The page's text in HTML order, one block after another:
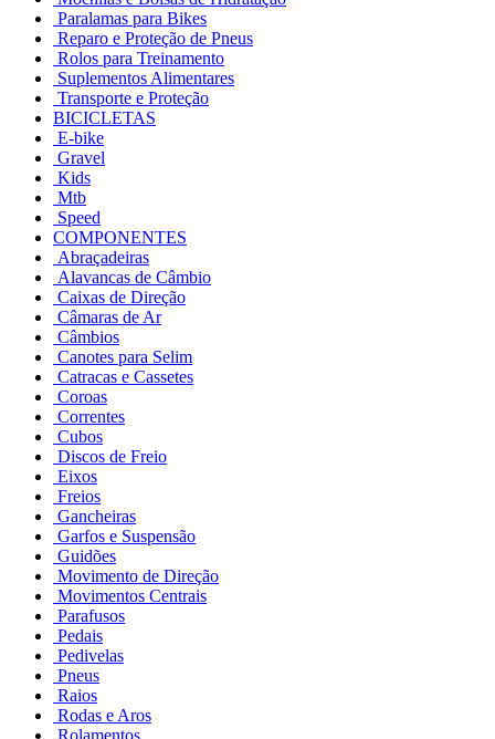
Paralamas para Bikes
Reparo e Proteção de Pneus
Rolos para Treinamento
Suplementos Alimentares
Transporte e Proteção
BICICLETAS
E-bike
Gravel
Kids
Mtb
Speed
COMPONENTES
Abraçadeiras
Alavancas de Câmbio
Caixas de Direção
Câmaras de Ar
Câmbios
Canotes para Selim
Catracas e Cassetes
Coroas
Correntes
Cubos
Discos de Freio
Eixos
Freios
Gancheiras
Garfos e Suspensão
Guidões
Movimento de Direção
Movimentos Centrais
Parafusos
Pedais
Pedivelas
Pneus
Raios
Rodas e Aros
Rolamentos